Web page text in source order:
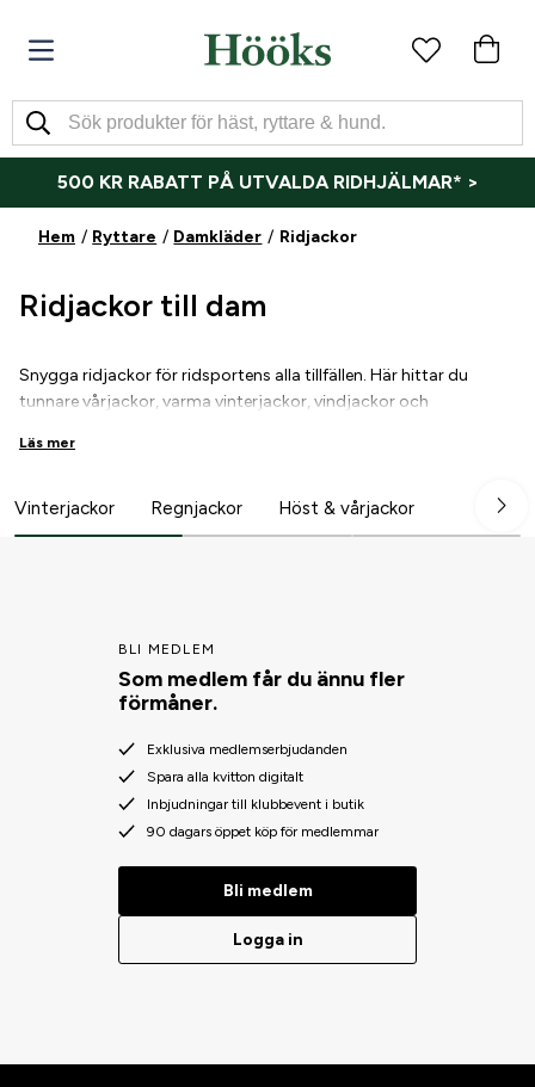
500 KR RABATT PÅ UTVALDA RIDHJÄLMAR* >
Hem Ryttare Damkläder Ridjackor
Ridjackor till dam
Snygga ridjackor för ridsportens alla tillfällen. Här hittar du
tunnare vårjackor, varma vinterjackor, vindjackor och
hos oss. Hööks har ett stort utbud av jackor som passar både
Läs mer
Vinterjackor Regnjackor Höst & vårjackor
BLI MEDLEM
Som medlem får du ännu fler
förmåner.
Exklusiva medlemserbjudanden
Spara alla kvitton digitalt
Inbjudningar till klubbevent i butik
90 dagars öppet köp för medlemmar
Bli medlem
Logga in